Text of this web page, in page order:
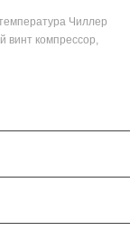
температура
охлаждения и